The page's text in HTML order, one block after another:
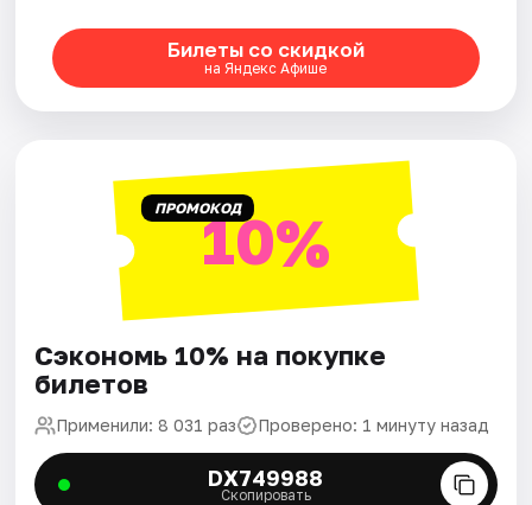
Билеты со скидкой
на Яндекс Афише
ПРОМОКОД10%
Сэкономь 10% на покупке
билетов
Применили: 8 031 раз Проверено: 1 минуту назад
DX749988
Скопировать